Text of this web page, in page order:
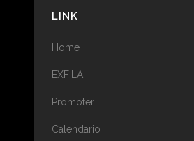
LINK
Home
EXFILA
Promoter
Calendario